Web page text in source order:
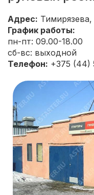
Адрес:
График работы:
пн-пт: 09.00-18.00
сб-вс: выходной
Телефон: +375 (44)